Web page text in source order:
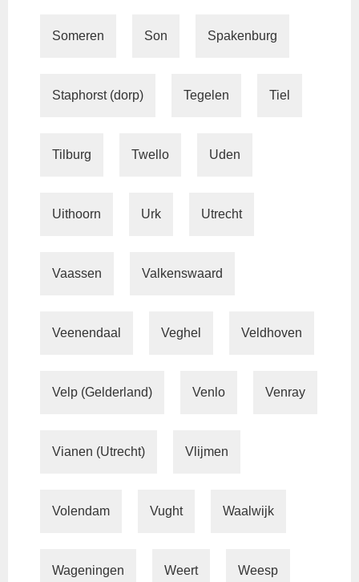
Someren Son Spakenburg
Staphorst (dorp) Tegelen Tiel
Tilburg Twello Uden
Uithoorn Urk Utrecht
Vaassen Valkenswaard
Veenendaal Veghel Veldhoven
Velp (Gelderland) Venlo Venray
Vianen (Utrecht) Vlijmen
Volendam Vught Waalwijk
Wageningen Weert Weesp